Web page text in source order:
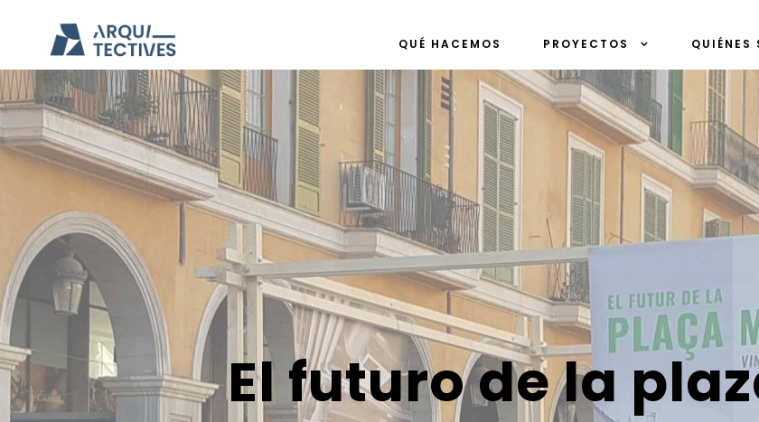
QUÉ HACEMOS PROYECTOS QUIÉNES
El futuro de la